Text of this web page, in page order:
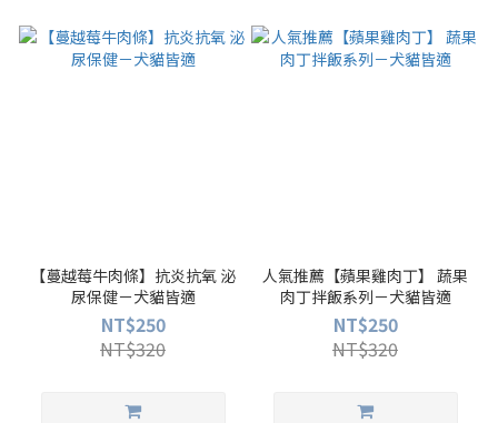
【蔓越莓牛肉條】抗炎抗氧 泌
尿保健－犬貓皆適
NT$250
NT$320
人氣推薦【蘋果雞肉丁】 蔬果
肉丁拌飯系列－犬貓皆適
NT$250
NT$320